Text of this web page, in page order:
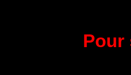
Pour